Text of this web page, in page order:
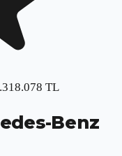
TL
Benz